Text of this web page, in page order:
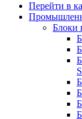
Перейти в
Блоки